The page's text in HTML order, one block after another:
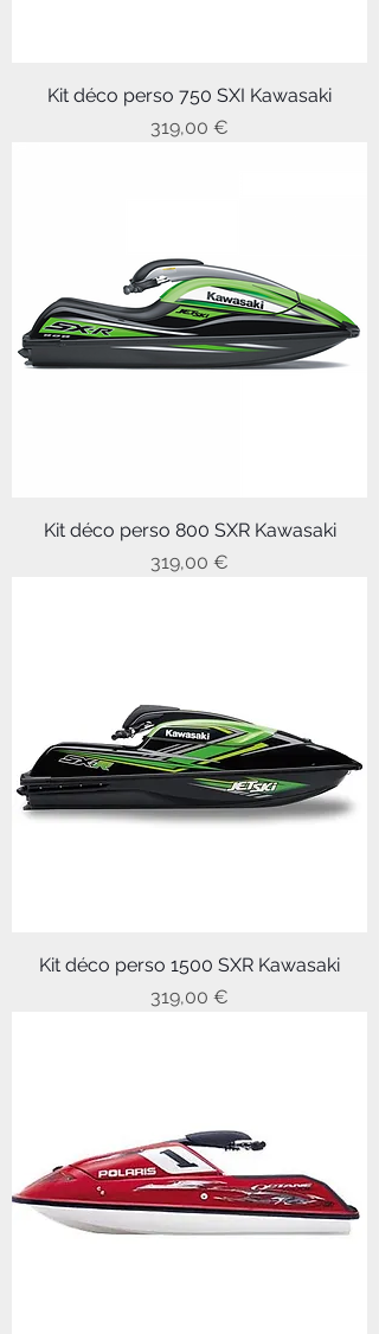
Kit déco perso 750 SXI Kawasaki
Prix
319,00 €
Kit déco perso 800 SXR Kawasaki
Prix
319,00 €
Kit déco perso 1500 SXR Kawasaki
Prix
319,00 €